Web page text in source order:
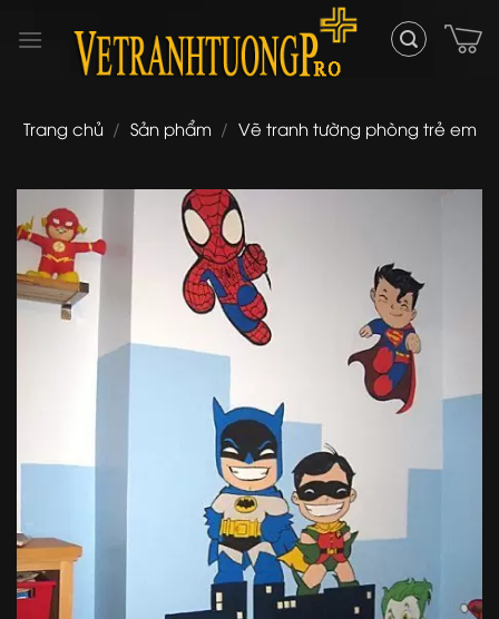
Trang chủ / Sản phẩm / Vẽ tranh tường phòng trẻ em